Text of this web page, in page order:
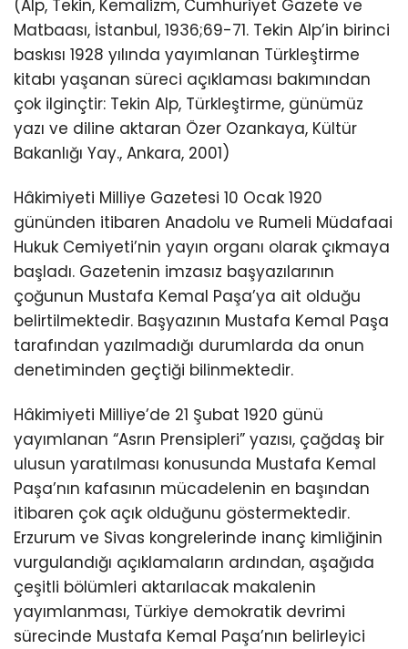
(Alp, Tekin, Kemalizm, Cumhuriyet Gazete ve
Matbaası, İstanbul, 1936;69-71. Tekin Alp’in birinci
baskısı 1928 yılında yayımlanan Türkleştirme
kitabı yaşanan süreci açıklaması bakımından
çok ilginçtir: Tekin Alp, Türkleştirme, günümüz
yazı ve diline aktaran Özer Ozankaya, Kültür
Bakanlığı Yay., Ankara, 2001)
Hâkimiyeti Milliye Gazetesi 10 Ocak 1920
gününden itibaren Anadolu ve Rumeli Müdafaai
Hukuk Cemiyeti’nin yayın organı olarak çıkmaya
başladı. Gazetenin imzasız başyazılarının
çoğunun Mustafa Kemal Paşa’ya ait olduğu
belirtilmektedir. Başyazının Mustafa Kemal Paşa
tarafından yazılmadığı durumlarda da onun
denetiminden geçtiği bilinmektedir.
Hâkimiyeti Milliye’de 21 Şubat 1920 günü
yayımlanan “Asrın Prensipleri” yazısı, çağdaş bir
ulusun yaratılması konusunda Mustafa Kemal
Paşa’nın kafasının mücadelenin en başından
itibaren çok açık olduğunu göstermektedir.
Erzurum ve Sivas kongrelerinde inanç kimliğinin
vurgulandığı açıklamaların ardından, aşağıda
çeşitli bölümleri aktarılacak makalenin
yayımlanması, Türkiye demokratik devrimi
sürecinde Mustafa Kemal Paşa’nın belirleyici